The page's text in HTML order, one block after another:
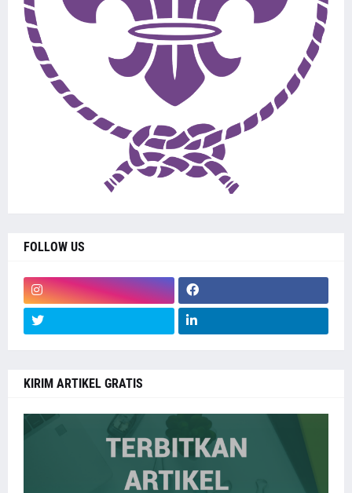
FOLLOW US
KIRIM ARTIKEL GRATIS